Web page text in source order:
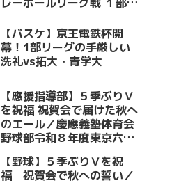
【バスケ】京王電鉄杯開
幕！1部リーグの手厳しい
洗礼vs拓大・青学大
【應援指導部】５季ぶりＶ
を祝福 祝賀会で届けた秋へ
のエール／慶應義塾体育会
野球部令和８年度東京六大
賀会～後編～
【野球】５季ぶりＶを祝
福 祝賀会で秋への誓い／